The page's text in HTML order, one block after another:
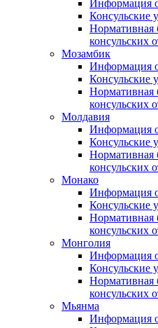
Информация
Консульские
Нормативная
консульских
Мозамбик
Информация
Консульские
Нормативная
консульских
Молдавия
Информация
Консульские
Нормативная
консульских
Монако
Информация
Консульские
Нормативная
консульских
Монголия
Информация
Консульские
Нормативная
консульских
Мьянма
Информация